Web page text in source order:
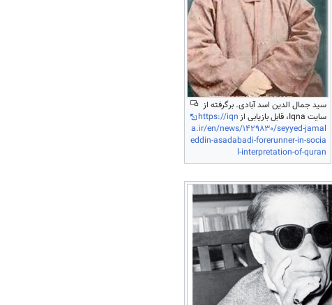
سید جمال الدین اسد آبادی. برگرفته از
سایت Iqna، قابل بازیابی از
https://iqn
a.ir/en/news/1429830/seyyed-jamal
eddin-asadabadi-forerunner-in-socia
l-interpretation-of-quran